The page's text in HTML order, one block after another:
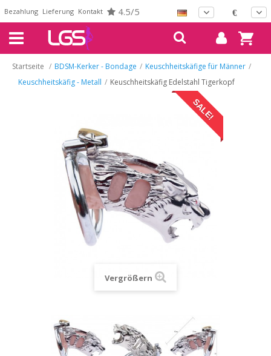
Bezahlung Lieferung Kontakt 4.5/5 €
Startseite / BDSM-Kerker - Bondage / Keuschheitskäfige für Männer /
Keuschheitskäfig - Metall / Keuschheitskäfig Edelstahl Tigerkopf
SALE!
Vergrößern